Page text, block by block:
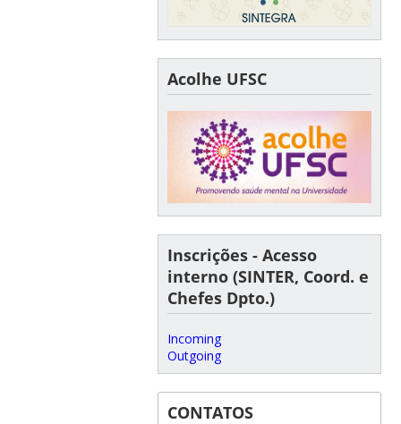
Acolhe UFSC
Inscrições - Acesso
interno (SINTER, Coord. e
Chefes Dpto.)
Incoming
Outgoing
CONTATOS